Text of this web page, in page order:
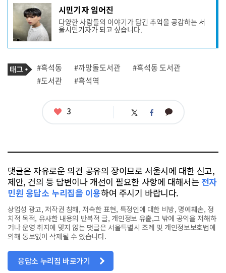
기
사
작
성
자
프
필
시민기자 임어진
다양한 사람들의 이야기가 담긴 추억을 공감하는 서
울시민기자가 되고 싶습니다.
기
사
관
련
태
그
#흑석동 #까망돌도서관
#흑석동 도서관
#도서관
#흑석역
좋
3 트 페 카
댓글은 자유로운 의견 공유의 장이므로 서울시에 대한 신고,
제안, 건의 등 답변이나 개선이 필요한 사항에 대해서는 전자
민원 응답소 누리집을 이용하여 주시기 바랍니다.
상업성 광고, 저작권 침해, 저속한 표현, 특정인에 대한 비방, 명예훼손, 정
치적 목적, 유사한 내용의 반복적 글, 개인정보 유출,그 밖에 공익을 저해하
거나 운영 취지에 맞지 않는 댓글은 서울특별시 조례 및 개인정보보호법에
의해 통보없이 삭제될 수 있습니다.
응답소 누리집 바로가기